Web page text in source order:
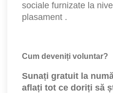
sociale furnizate la
plasament .
Cum deveniți voluntar?
Sunați gratuit la
aflați tot ce doriți să